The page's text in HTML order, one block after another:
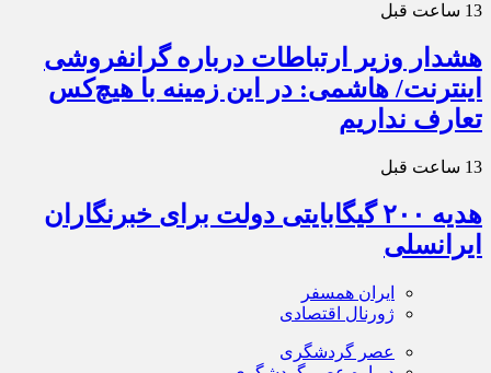
13 ساعت قبل
هشدار وزیر ارتباطات درباره گرانفروشی
اینترنت/ هاشمی: در این زمینه با هیچ‌کس
تعارف نداریم
13 ساعت قبل
هدیه ۲۰۰ گیگابایتی دولت برای خبرنگاران
ایرانسلی
ایران همسفر
ژورنال اقتصادی
عصر گردشگری